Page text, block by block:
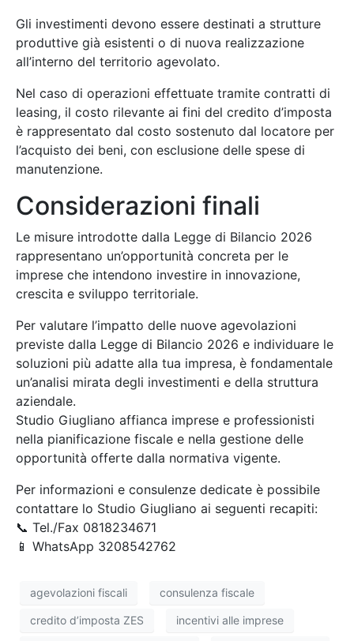
Gli investimenti devono essere destinati a strutture
produttive già esistenti o di nuova realizzazione
all’interno del territorio agevolato.
Nel caso di operazioni effettuate tramite contratti di
leasing, il costo rilevante ai fini del credito d’imposta
è rappresentato dal costo sostenuto dal locatore per
l’acquisto dei beni, con esclusione delle spese di
manutenzione.
Considerazioni finali
Le misure introdotte dalla Legge di Bilancio 2026
rappresentano un’opportunità concreta per le
imprese che intendono investire in innovazione,
crescita e sviluppo territoriale.
Per valutare l’impatto delle nuove agevolazioni
previste dalla Legge di Bilancio 2026 e individuare le
soluzioni più adatte alla tua impresa, è fondamentale
un’analisi mirata degli investimenti e della struttura
aziendale.
Studio Giugliano affianca imprese e professionisti
nella pianificazione fiscale e nella gestione delle
opportunità offerte dalla normativa vigente.
Per informazioni e consulenze dedicate è possibile
contattare lo Studio Giugliano ai seguenti recapiti:
📞 Tel./Fax 0818234671
📱 WhatsApp 3208542762
agevolazioni fiscali consulenza fiscale
credito d’imposta ZES incentivi alle imprese